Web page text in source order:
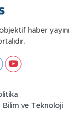
haber yayını
Bilim ve Teknoloji